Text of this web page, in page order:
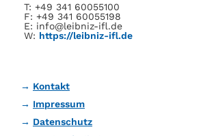
T: +49 341 60055100
F: +49 341 60055198
E: info@leibniz-ifl.de
W: https://leibniz-ifl.de
Kontakt
Impressum
Datenschutz